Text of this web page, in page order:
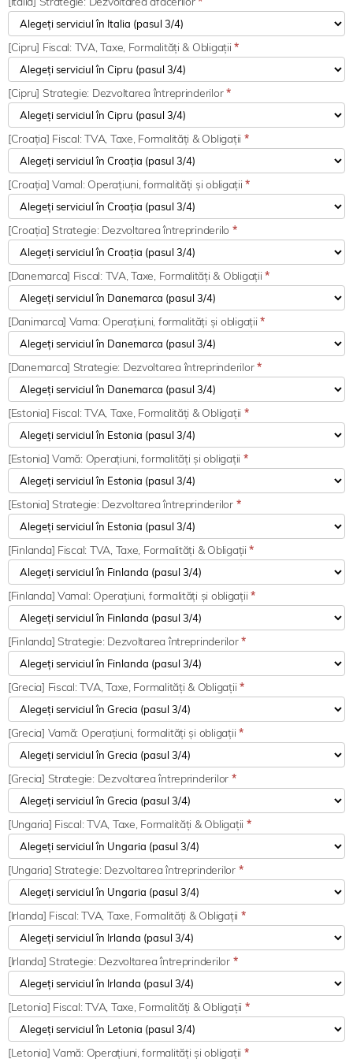
[Cipru] Fiscal: TVA, Taxe, Formalități & Obligații*
[Cipru] Strategie: Dezvoltarea întreprinderilor*
[Croația] Fiscal: TVA, Taxe, Formalități & Obligații *
[Croația] Vamal: Operațiuni, formalități și obligații*
[Croația] Strategie: Dezvoltarea întreprinderilo *
[Danemarca] Fiscal: TVA, Taxe, Formalități & Obligații*
[Danimarca] Vama: Operațiuni, formalități și obligații*
[Danemarca] Strategie: Dezvoltarea întreprinderilor*
[Estonia] Fiscal: TVA, Taxe, Formalități & Obligații *
[Estonia] Vamă: Operațiuni, formalități și obligații *
[Estonia] Strategie: Dezvoltarea întreprinderilor *
[Finlanda] Fiscal: TVA, Taxe, Formalități & Obligații*
[Finlanda] Vamal: Operațiuni, formalități și obligații*
[Finlanda] Strategie: Dezvoltarea întreprinderilor*
[Grecia] Fiscal: TVA, Taxe, Formalități & Obligații*
[Grecia] Vamă: Operațiuni, formalități și obligații*
[Grecia] Strategie: Dezvoltarea întreprinderilor *
[Ungaria] Fiscal: TVA, Taxe, Formalități & Obligații *
[Ungaria] Strategie: Dezvoltarea întreprinderilor *
[Irlanda] Fiscal: TVA, Taxe, Formalități & Obligații *
[Irlanda] Strategie: Dezvoltarea întreprinderilor *
[Letonia] Fiscal: TVA, Taxe, Formalități & Obligații *
[Letonia] Vamă: Operațiuni, formalități și obligații *